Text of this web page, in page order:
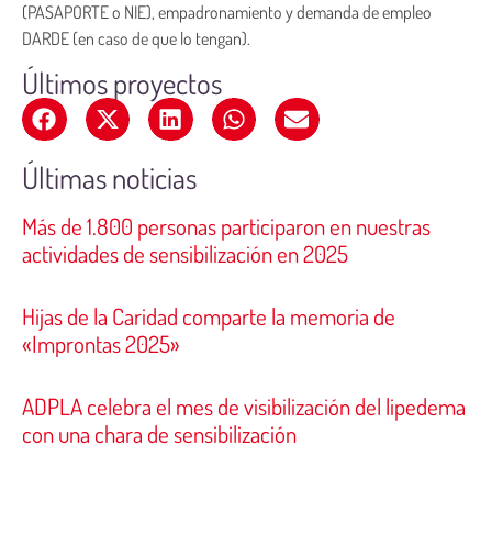
(PASAPORTE o NIE), empadronamiento y demanda de empleo
DARDE (en caso de que lo tengan).
Últimos proyectos
Últimas noticias
Más de 1.800 personas participaron en nuestras
actividades de sensibilización en 2025
Hijas de la Caridad comparte la memoria de
«Improntas 2025»
ADPLA celebra el mes de visibilización del lipedema
con una chara de sensibilización